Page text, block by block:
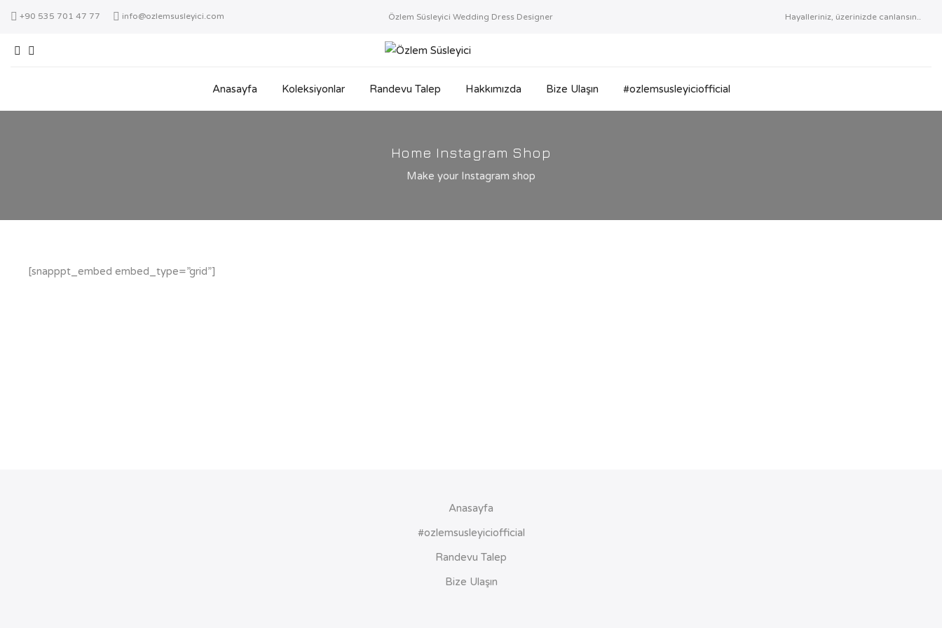
+90 535 701 47 77 info@ozlemsusleyici.com Özlem Süsleyici Wedding Dress Designer Hayalleriniz, üzerinizde canlansın..
Anasayfa Koleksiyonlar Randevu Talep Hakkımızda Bize Ulaşın #ozlemsusleyiciofficial
Home Instagram Shop
Make your Instagram shop
[snapppt_embed embed_type=”grid”]
Anasayfa
#ozlemsusleyiciofficial
Randevu Talep
Bize Ulaşın